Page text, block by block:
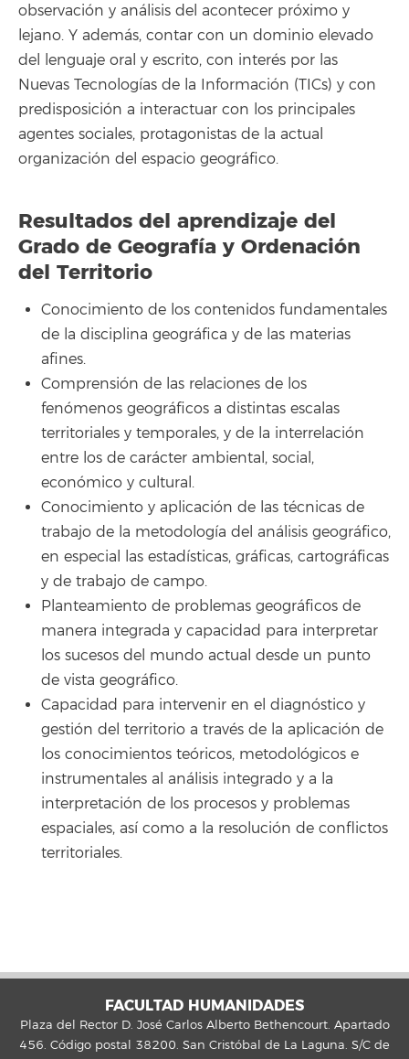
observación y análisis del acontecer próximo y
lejano. Y además, contar con un dominio elevado
del lenguaje oral y escrito, con interés por las
Nuevas Tecnologías de la Información (TICs) y con
predisposición a interactuar con los principales
agentes sociales, protagonistas de la actual
organización del espacio geográfico.
Resultados del aprendizaje del
Grado de Geografía y Ordenación
del Territorio
Conocimiento de los contenidos fundamentales
de la disciplina geográfica y de las materias
afines.
Comprensión de las relaciones de los
fenómenos geográficos a distintas escalas
territoriales y temporales, y de la interrelación
entre los de carácter ambiental, social,
económico y cultural.
Conocimiento y aplicación de las técnicas de
trabajo de la metodología del análisis geográfico,
en especial las estadísticas, gráficas, cartográficas
y de trabajo de campo.
Planteamiento de problemas geográficos de
manera integrada y capacidad para interpretar
los sucesos del mundo actual desde un punto
de vista geográfico.
Capacidad para intervenir en el diagnóstico y
gestión del territorio a través de la aplicación de
los conocimientos teóricos, metodológicos e
instrumentales al análisis integrado y a la
interpretación de los procesos y problemas
espaciales, así como a la resolución de conflictos
territoriales.
FACULTAD HUMANIDADES
Plaza del Rector D. José Carlos Alberto Bethencourt. Apartado
456. Código postal 38200. San Cristóbal de La Laguna. S/C de